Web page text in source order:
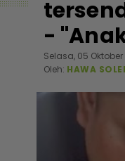
-
Selasa, 05 Oktober
Oleh: HAWA